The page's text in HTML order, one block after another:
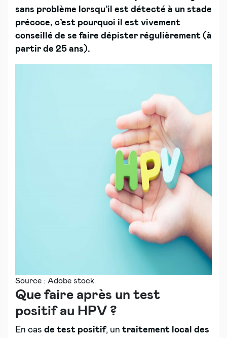
sans problème lorsqu’il est détecté à un stade
précoce, c’est pourquoi il est vivement
conseillé de se faire dépister régulièrement (à
partir de 25 ans).
Source : Adobe stock
Que faire après un test
positif au HPV ?
En cas de test positif, un traitement local des